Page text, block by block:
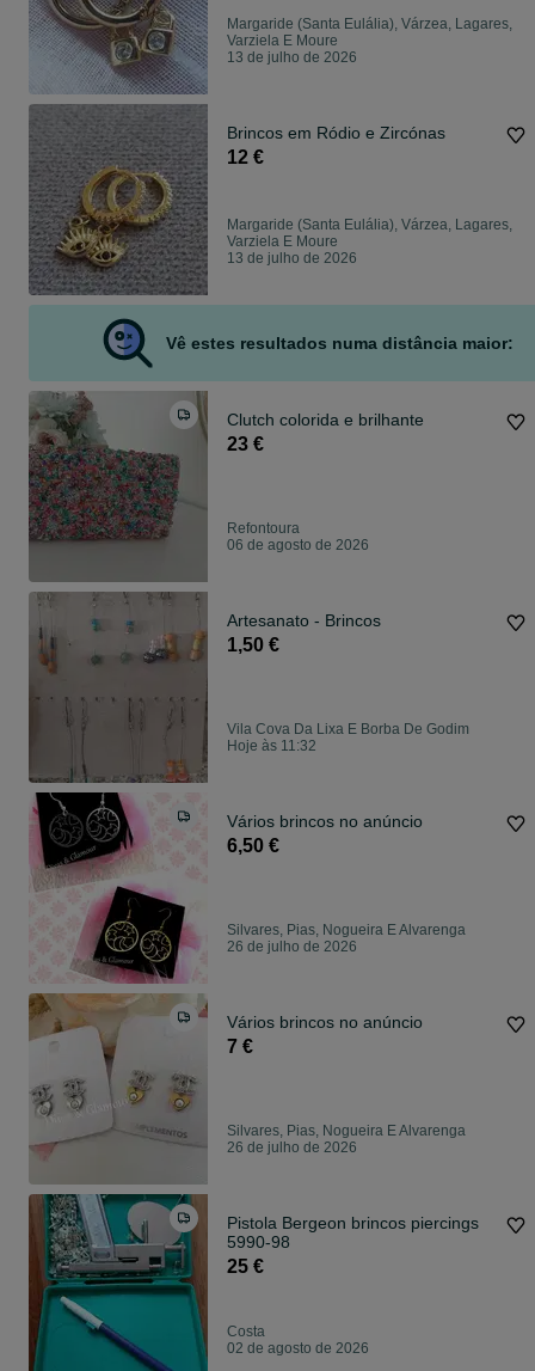
Margaride (Santa Eulália), Várzea, Lagares,
Varziela E Moure
13 de julho de 2026
Brincos em Ródio e Zircónas
12 €
Margaride (Santa Eulália), Várzea, Lagares,
Varziela E Moure
13 de julho de 2026
Vê estes resultados numa distância maior:
Clutch colorida e brilhante
23 €
Refontoura
06 de agosto de 2026
Artesanato - Brincos
1,50 €
Vila Cova Da Lixa E Borba De Godim
Hoje às 11:32
Vários brincos no anúncio
6,50 €
Silvares, Pias, Nogueira E Alvarenga
26 de julho de 2026
Vários brincos no anúncio
7 €
Silvares, Pias, Nogueira E Alvarenga
26 de julho de 2026
Pistola Bergeon brincos piercings
5990-98
25 €
Costa
02 de agosto de 2026